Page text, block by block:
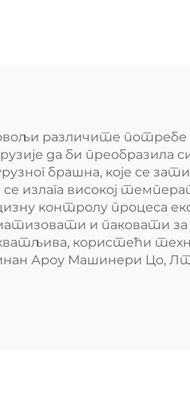
различите потребе
да би преобразила
брашна, које се
излага високој
контролу процеса
и паковати за
користећи
Ароу Машинери Цо,